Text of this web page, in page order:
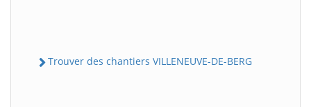
Trouver des chantiers VILLENEUVE-DE-BERG